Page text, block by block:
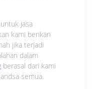
jasa
kami berikan
jika terjadi
dalam
dari kami
semua.